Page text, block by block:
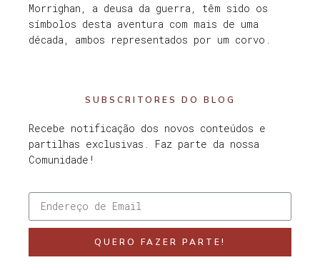
Morrighan, a deusa da guerra, têm sido os
símbolos desta aventura com mais de uma
década, ambos representados por um corvo.
SUBSCRITORES DO BLOG
Recebe notificação dos novos conteúdos e
partilhas exclusivas. Faz parte da nossa
Comunidade!
QUERO FAZER PARTE!